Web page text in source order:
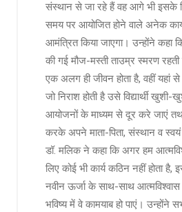
संस्थान से जा रहे हैं वह आगे भी इसके
समय पर आयोजित होने वाले अनेक
आमंत्रित किया जाएगा। उन्होंने कहा
की गई मौज-मस्ती ताउम्र स्मरण
एक अलग ही जीवन होता है, वहीं यहां
जो निराश होती है उसे विद्यार्थी
आयोजनों के माध्यम से दूर करे जाएं तथा
करके अपने माता-पिता, संस्थान व
डॉ. मलिक ने कहा कि अगर हम
लिए कोई भी कार्य कठिन नहीं होता
नवीन ऊर्जा के साथ-साथ
भविष्य में वे कामयाब हो पाएं। उन्होंने